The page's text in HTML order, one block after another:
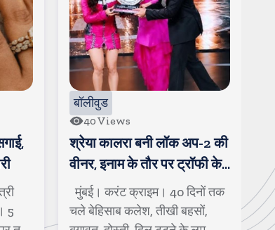
श्रेया कालरा बनी लॉक अप-2 की
वीनर, इनाम के तौर पर ट्रॉफी के
साथ एक करोड रुपए मिले
मुंबई। करंट क्राइम। 40 दिनों तक
चले बेहिसाब कलेश, तीखी बहसों,
नोरा फतेही
फुटबॉलर है
मुंबई। करंट
नोरा फतेही की